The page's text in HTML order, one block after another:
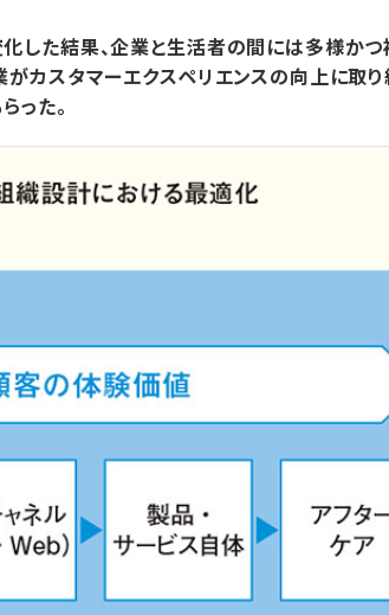
した結果、企業と生活者の間には多様か
がカスタマーエクスペリエンスの向上に取
った。